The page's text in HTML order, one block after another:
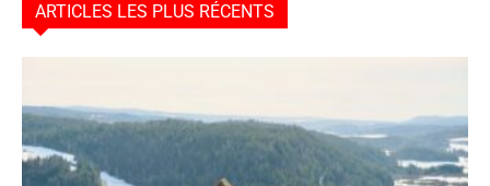
ARTICLES LES PLUS RÉCENTS